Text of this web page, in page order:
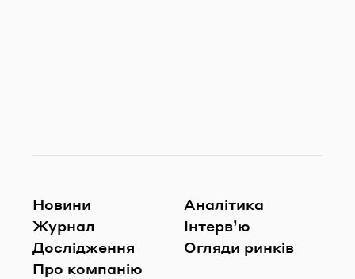
Новини
Журнал
Дослідження
Про компанію
Аналітика
Інтерв’ю
Огляди ринків